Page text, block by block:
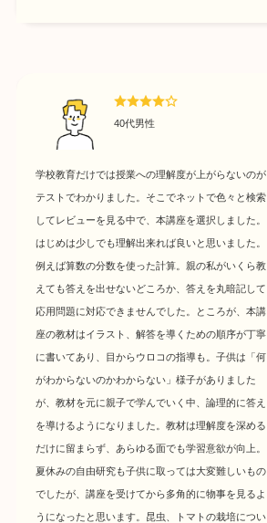
40代男性
学校教育だけでは授業への理解度が上がらないのが
テストでわかりました。そこでネットで色々と検索
してレビューを見る中で、本講座を選択しました。
はじめは少しでも理解出来れば良いと思いました。
例えば算数の分数を使った計算。親の私がいくら教
えても答えを出せないどころか、答えを丸暗記して
応用問題に対応できませんでした。ところが、本講
座の教材はイラスト、解答を導くための順序が丁寧
に書いてあり、目からウロコの指導も。子供は「何
がわからないのかわからない」様子がありました
が、教材を元に親子で学んでいく中、論理的に答え
を導けるようになりました。教材は理解度を深める
だけに留まらず、あらゆる面でも学習意欲が向上。
夏休みの自由研究も子供に取っては大変難しいもの
でしたが、講座を受けてから多角的に物事を見るよ
うになったと思います。昆虫、トマトの栽培につい